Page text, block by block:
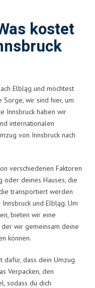
kostet
Elbląg und möchtest
Sorge, wir sind hier, um
Innsbruck haben wir
internationalen
von Innsbruck nach
verschiedenen Faktoren
oder deines Hauses, die
transportiert werden
und Elbląg. Um
bieten wir eine
wir gemeinsam deine
können.
dafür, dass dein Umzug
Verpacken, den
sodass du dich